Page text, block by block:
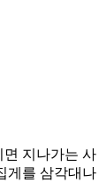
지나가는 사
게를 삼각대나